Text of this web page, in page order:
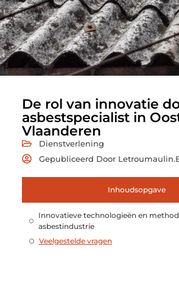
De rol van innovatie
asbestspecialist in
Vlaanderen
Dienstverlening
Gepubliceerd Door
Inhoudsopgave
Innovatieve technologieën en
asbestindustrie
Veelgestelde vragen